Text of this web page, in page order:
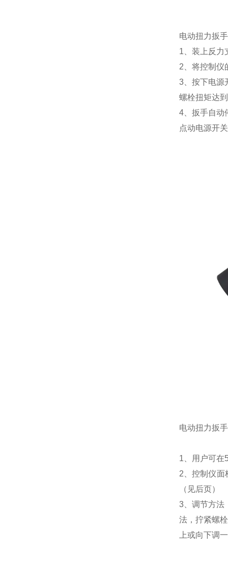
电动扭力扳手
1、装上反力
2、将控制仪
3、按下电源
螺栓扭矩达
4、扳手自动
点动电源开
电动扭力扳手
1、用户可在
2、控制仪面
（见后页）
3、调节方法
法，拧紧螺
上或向下调